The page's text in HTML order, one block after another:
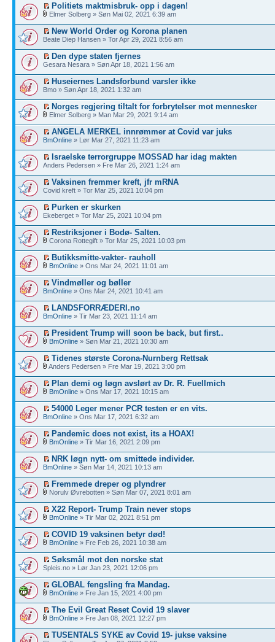
Politiets maktmisbruk- opp i dagen!
Elmer Solberg » Søn Mai 02, 2021 6:39 am
New World Order og Korona planen
Beate Diep Hansen » Tor Apr 29, 2021 8:56 am
Den dype staten fjernes
Gesara Nesara » Søn Apr 18, 2021 1:56 am
Huseiernes Landsforbund varsler ikke
Bmo » Søn Apr 18, 2021 1:32 am
Norges regjering tiltalt for forbrytelser mot mennesker
Elmer Solberg » Man Mar 29, 2021 9:14 am
ANGELA MERKEL innrømmer at Covid var juks
BmOnline » Lør Mar 27, 2021 11:23 am
Israelske terrorgruppe MOSSAD har idag makten
Anders Pedersen » Fre Mar 26, 2021 1:24 am
Vaksinen fremmer kreft, jfr mRNA
Covid kreft » Tor Mar 25, 2021 10:04 pm
Purken er skurken
Ekeberget » Tor Mar 25, 2021 10:04 pm
Restriksjoner i Bodø- Salten.
Corona Rottegift » Tor Mar 25, 2021 10:03 pm
Butikksmitte-vakter- rauholl
BmOnline » Ons Mar 24, 2021 11:01 am
Vindmøller og bøller
BmOnline » Ons Mar 24, 2021 10:41 am
LANDSFORRÆDERI.no
BmOnline » Tir Mar 23, 2021 11:14 am
President Trump will soon be back, but first..
BmOnline » Søn Mar 21, 2021 10:30 am
Tidenes største Corona-Nurnberg Rettsak
Anders Pedersen » Fre Mar 19, 2021 3:00 pm
Plan demi og løgn avslørt av Dr. R. Fuellmich
BmOnline » Ons Mar 17, 2021 10:15 am
54000 Leger mener PCR testen er en vits.
BmOnline » Ons Mar 17, 2021 6:32 am
Pandemic does not exist, its a HOAX!
BmOnline » Tir Mar 16, 2021 2:09 pm
NRK løgn nytt- om smittede individer.
BmOnline » Søn Mar 14, 2021 10:13 am
Fremmede dreper og plyndrer
Norulv Øvrebotten » Søn Mar 07, 2021 8:01 am
X22 Report- Trump Train never stops
BmOnline » Tir Mar 02, 2021 8:51 pm
COVID 19 vaksinen betyr død!
BmOnline » Fre Feb 26, 2021 10:38 am
Søksmål mot den norske stat
Spleis.no » Lør Jan 23, 2021 12:06 pm
GLOBAL fengsling fra Mandag.
BmOnline » Fre Jan 15, 2021 4:00 pm
The Evil Great Reset Covid 19 slaver
BmOnline » Fre Jan 08, 2021 12:27 pm
TUSENTALS SYKE av Covid 19- jukse vaksine